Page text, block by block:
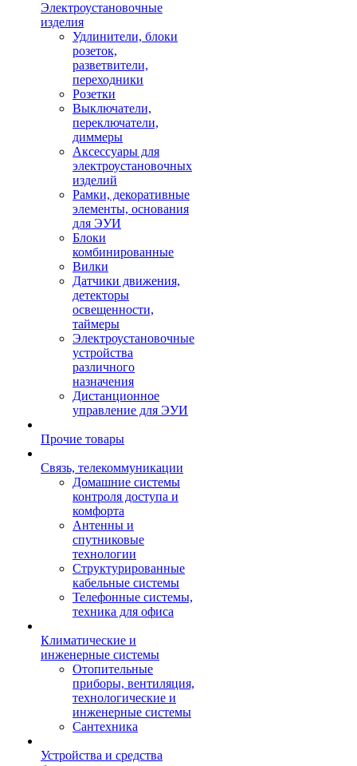
Электроустановочные
изделия
Удлинители, блоки
розеток,
разветвители,
переходники
Розетки
Выключатели,
переключатели,
диммеры
Аксессуары для
электроустановочных
изделий
Рамки, декоративные
элементы, основания
для ЭУИ
Блоки
комбинированные
Вилки
Датчики движения,
детекторы
освещенности,
таймеры
Электроустановочные
устройства
различного
назначения
Дистанционное
управление для ЭУИ
Прочие товары
Связь, телекоммуникации
Домашние системы
контроля доступа и
комфорта
Антенны и
спутниковые
технологии
Структурированные
кабельные системы
Телефонные системы,
техника для офиса
Климатические и
инженерные системы
Отопительные
приборы, вентиляция,
технологические и
инженерные системы
Сантехника
Устройства и средства